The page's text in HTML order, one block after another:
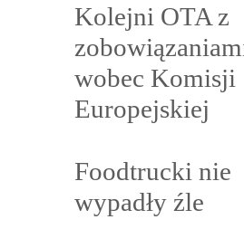
Kolejni OTA z
wobec Komisji
Europejskiej
Foodtrucki nie
wypadły źle